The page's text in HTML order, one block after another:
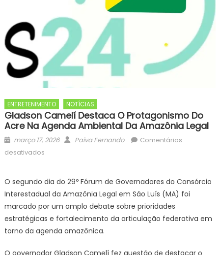
ENTRETENIMENTO NOTÍCIAS
Gladson Camelí Destaca O Protagonismo Do
Acre Na Agenda Ambiental Da Amazônia Legal
Posted
on
março 17, 2026 Author
Paiva Fernando
Comentários
desativadosem
destaca
o
protagonismo
do
Acre
agenda
O segundo dia do 29º Fórum de Governadores do Consórcio
Interestadual da Amazônia Legal em São Luís (MA) foi
marcado por um amplo debate sobre prioridades
estratégicas e fortalecimento da articulação federativa em
torno da agenda amazônica.
O governador Gladson Camelí fez questão de destacar o